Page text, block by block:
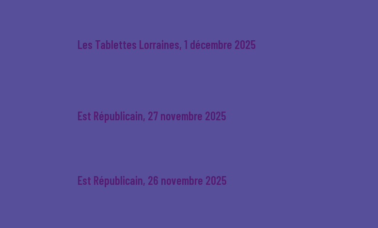
Les Tablettes Lorraines, 1 décembre 2025
Est Républicain, 27 novembre 2025
Est Républicain, 26 novembre 2025